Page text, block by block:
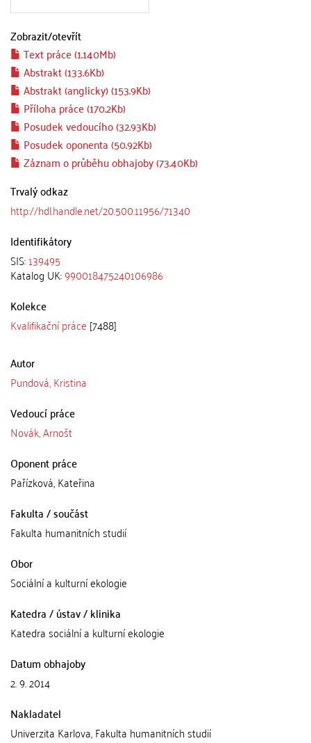
Zobrazit/otevřít
Text práce (1.140Mb)
Abstrakt (133.6Kb)
Abstrakt (anglicky) (153.9Kb)
Příloha práce (170.2Kb)
Posudek vedoucího (32.93Kb)
Posudek oponenta (50.92Kb)
Záznam o průběhu obhajoby (73.40Kb)
Trvalý odkaz
http://hdl.handle.net/20.500.11956/71340
Identifikátory
SIS:139495
Katalog UK:990018475240106986
Kolekce
Kvalifikační práce [7488]
Autor
Pundová, Kristina
Vedoucí práce
Novák, Arnošt
Oponent práce
Pařízková, Kateřina
Fakulta / součást
Fakulta humanitních studií
Obor
Sociální a kulturní ekologie
Katedra / ústav / klinika
Katedra sociální a kulturní ekologie
Datum obhajoby
2. 9. 2014
Nakladatel
Univerzita Karlova, Fakulta humanitních studií